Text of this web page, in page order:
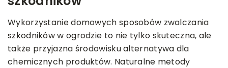
Wykorzystanie domowych sposobów zwalczania
szkodników w ogrodzie to nie tylko skuteczna, ale
także przyjazna środowisku alternatywa dla
chemicznych produktów. Naturalne metody